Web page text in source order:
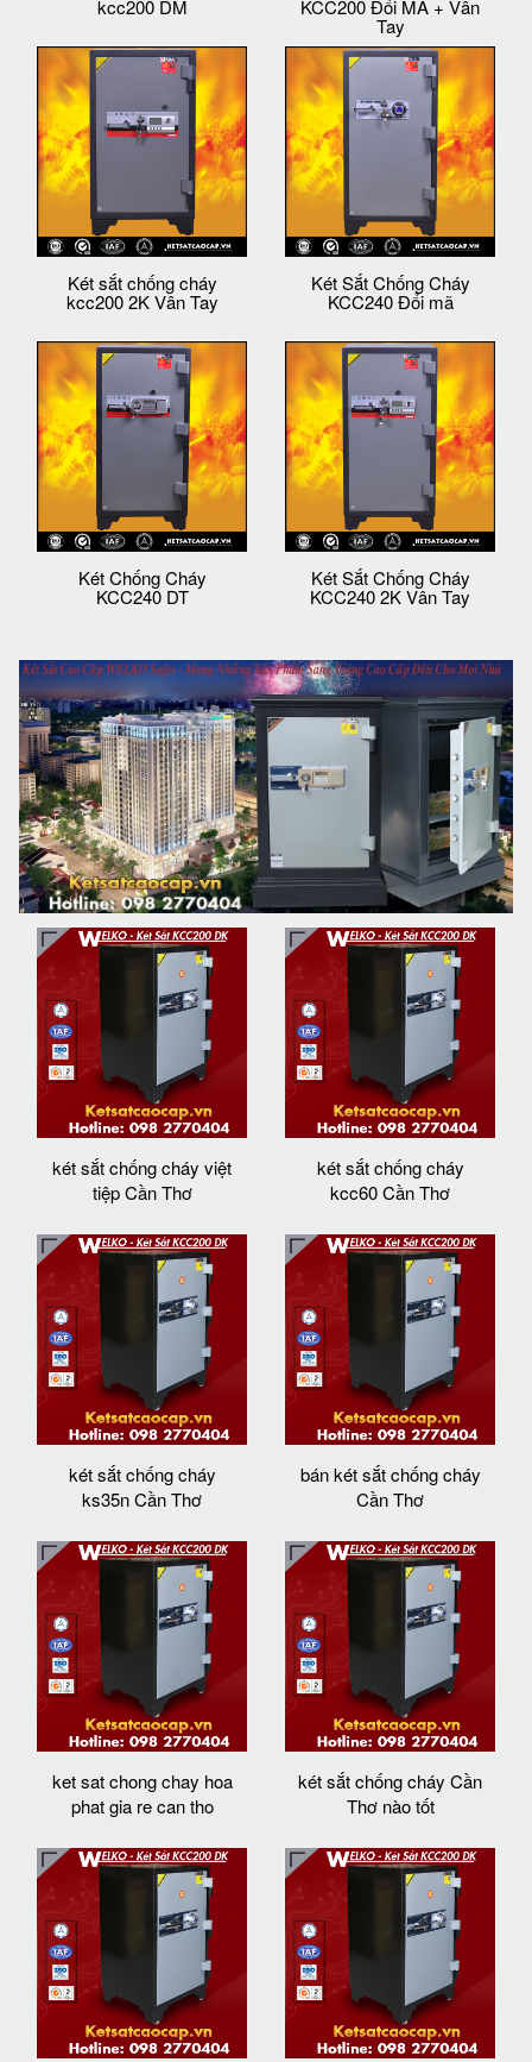
kcc200 DM KCC200 Đổi MÃ + Vân
Tay
Két sắt chống cháy
kcc200 2K Vân Tay
Két Sắt Chống Cháy
KCC240 Đổi mã
Két Chống Cháy
KCC240 DT
Két Sắt Chống Cháy
KCC240 2K Vân Tay
két sắt chống cháy việt
tiệp Cần Thơ
két sắt chống cháy
kcc60 Cần Thơ
két sắt chống cháy
ks35n Cần Thơ
bán két sắt chống cháy
Cần Thơ
ket sat chong chay hoa
phat gia re can tho
két sắt chống cháy Cần
Thơ nào tốt